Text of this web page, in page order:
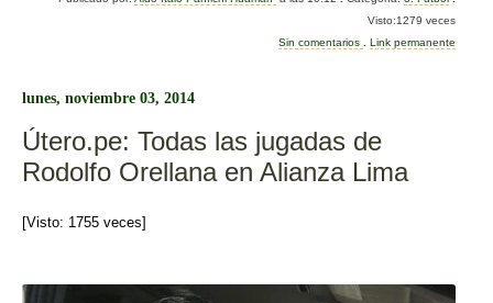
b
o
k
tt
m
ar
tir
Visto:1279 veces
Sin comentarios
Link permanente
lunes, noviembre 03, 2014
Útero.pe: Todas las jugadas de
Rodolfo Orellana en Alianza Lima
[Visto: 1755 veces]